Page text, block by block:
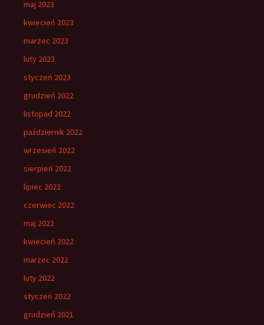
maj 2023
kwiecień 2023
marzec 2023
luty 2023
styczeń 2023
grudzień 2022
listopad 2022
październik 2022
wrzesień 2022
sierpień 2022
lipiec 2022
czerwiec 2022
maj 2022
kwiecień 2022
marzec 2022
luty 2022
styczeń 2022
grudzień 2021